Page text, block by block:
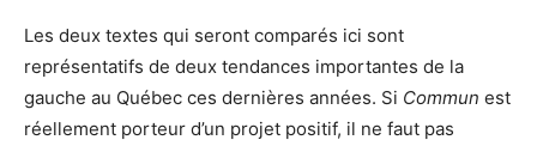
Les deux textes qui seront comparés ici sont
représentatifs de deux tendances importantes de la
gauche au Québec ces dernières années. Si Commun est
réellement porteur d’un projet positif, il ne faut pas